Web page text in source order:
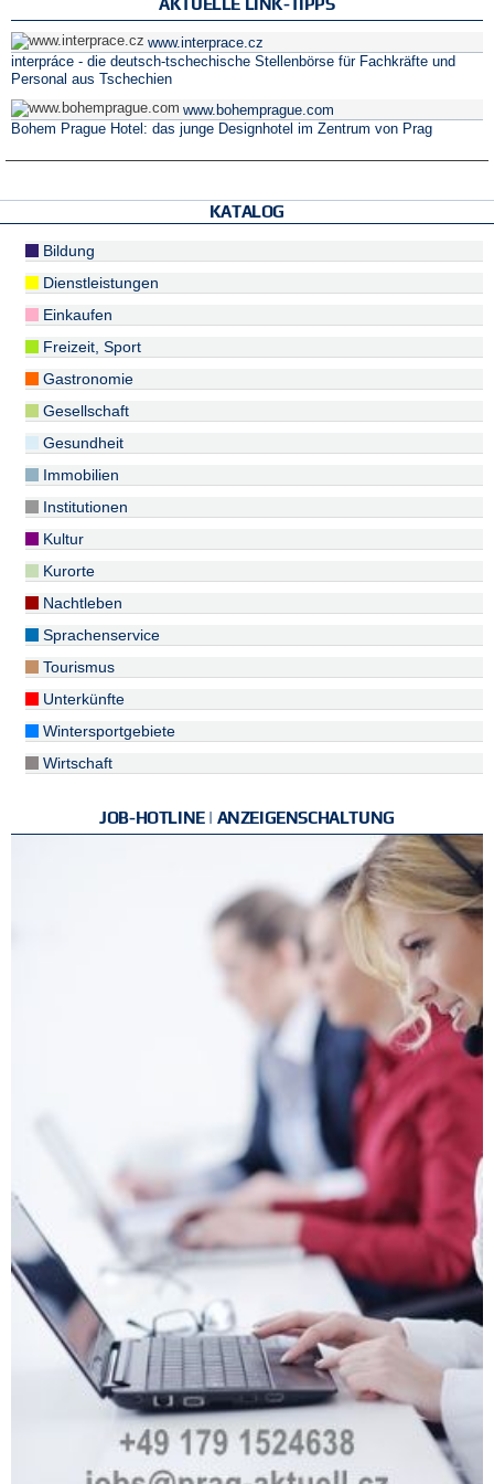
AKTUELLE LINK-TIPPS
www.interprace.cz
interpráce - die deutsch-tschechische Stellenbörse für Fachkräfte und
Personal aus Tschechien
www.bohemprague.com
Bohem Prague Hotel: das junge Designhotel im Zentrum von Prag
KATALOG
Bildung
Dienstleistungen
Einkaufen
Freizeit, Sport
Gastronomie
Gesellschaft
Gesundheit
Immobilien
Institutionen
Kultur
Kurorte
Nachtleben
Sprachenservice
Tourismus
Unterkünfte
Wintersportgebiete
Wirtschaft
JOB-HOTLINE | ANZEIGENSCHALTUNG